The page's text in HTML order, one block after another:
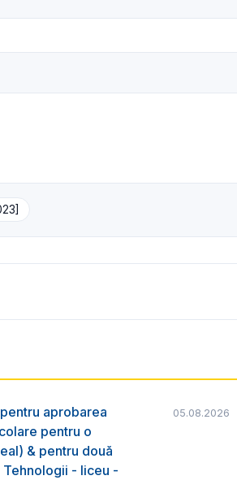
aprobarea
pentru o
& pentru două
- liceu -
05.08.2026